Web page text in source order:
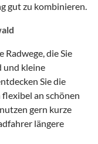
gut zu kombinieren.
die Sie
und kleine
Sie die
an schönen
gern kurze
längere